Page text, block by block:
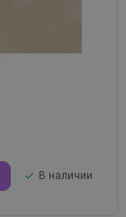
В наличии